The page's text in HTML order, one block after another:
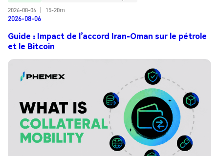
2026-08-06
15-20m
2026-08-06
Guide : Impact de l’accord Iran-Oman sur le pétrole
et le Bitcoin